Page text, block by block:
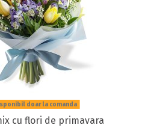
doar la comanda
cu flori de primavara